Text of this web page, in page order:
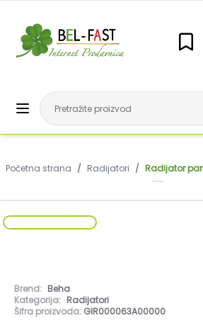
Početna strana / Radijatori / Radijator
Brend: Beha
Kategorija: Radijatori
Šifra proizvoda: GIR000063A00000